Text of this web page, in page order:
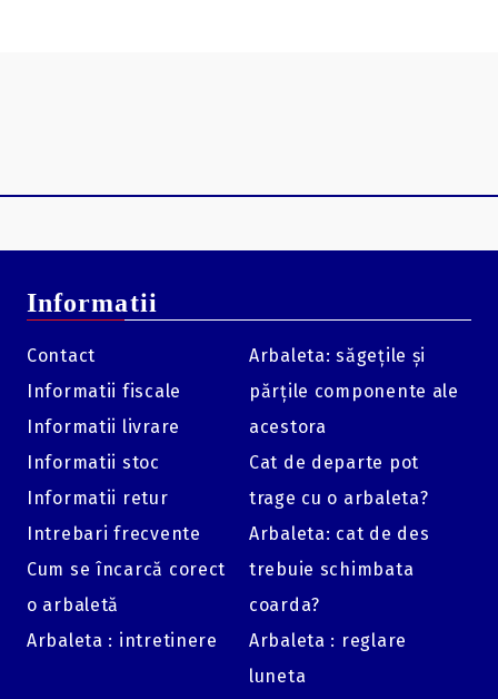
Informatii
Contact
Informatii fiscale
Informatii livrare
Informatii stoc
Informatii retur
Intrebari frecvente
Cum se încarcă corect
o arbaletă
Arbaleta : intretinere
Arbaleta: săgețile și
părțile componente ale
acestora
Cat de departe pot
trage cu o arbaleta?
Arbaleta: cat de des
trebuie schimbata
coarda?
Arbaleta : reglare
luneta